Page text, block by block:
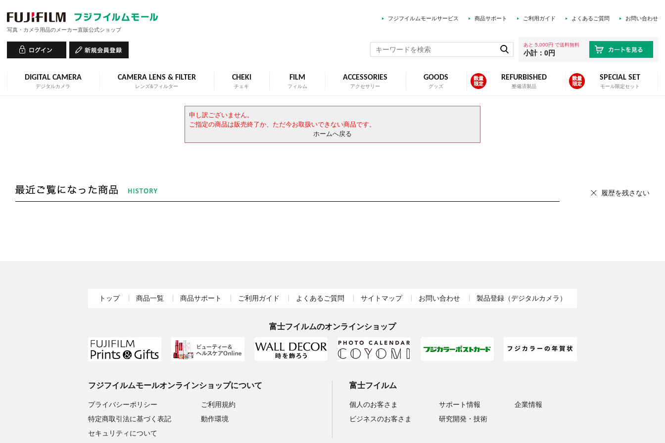
写真・カメラ用品のメーカー直販公式ショップ
フジフイルムモールサービス 商品サポート ご利用ガイド よくあるご質問 お問い合わせ
あと 5,000円 で送料無料
小計：0円
DIGITAL CAMERA
デジタルカメラ
CAMERA LENS & FILTER
レンズ&フィルター
CHEKI
チェキ
FILM
フィルム
ACCESSORIES
アクセサリー
GOODS
グッズ
REFURBISHED
整備済製品
SPECIAL SET
モール限定セット
申し訳ございません。
ご指定の商品は販売終了か、ただ今お取扱いできない商品です。
ホームへ戻る
履歴を残さない
トップ 商品一覧 商品サポート ご利用ガイド よくあるご質問 サイトマップ お問い合わせ 製品登録（デジタルカメラ）
富士フイルムのオンラインショップ
フジフイルムモールオンラインショップについて
プライバシーポリシー
特定商取引法に基づく表記
ご利用規約
動作環境
セキュリティについて
富士フイルム
個人のお客さま
ビジネスのお客さま
サポート情報
研究開発・技術
企業情報